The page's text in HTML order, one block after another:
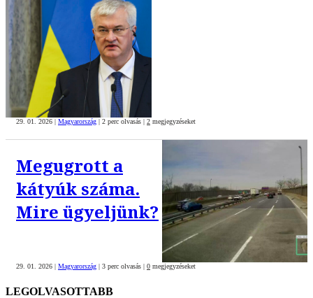
29. 01. 2026 | Magyarország | 2 perc olvasás | 2 megjegyzéseket
Megugrott a
kátyúk száma.
Mire ügyeljünk?
29. 01. 2026 | Magyarország | 3 perc olvasás | 0 megjegyzéseket
LEGOLVASOTTABB